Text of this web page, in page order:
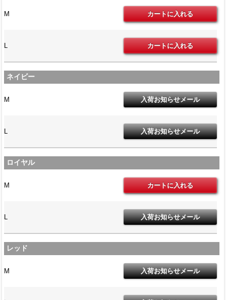
M
L
ネイビー
M
L
ロイヤル
M
L
レッド
M